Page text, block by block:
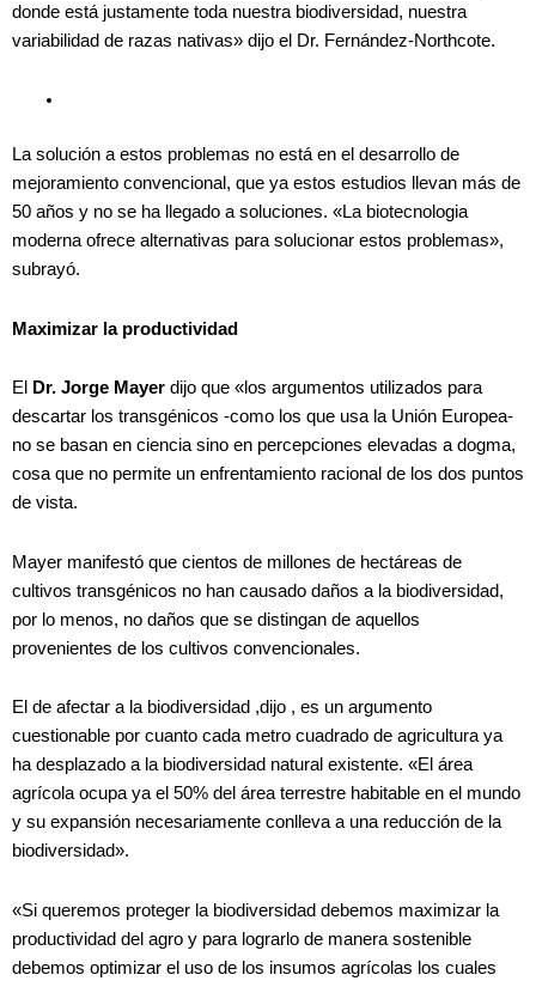
donde está justamente toda nuestra biodiversidad, nuestra
variabilidad de razas nativas» dijo el Dr. Fernández-Northcote.
La solución a estos problemas no está en el desarrollo de
mejoramiento convencional, que ya estos estudios llevan más de
50 años y no se ha llegado a soluciones. «La biotecnologia
moderna ofrece alternativas para solucionar estos problemas»,
subrayó.
Maximizar la productividad
El Dr. Jorge Mayer dijo que «los argumentos utilizados para
descartar los transgénicos -como los que usa la Unión Europea-
no se basan en ciencia sino en percepciones elevadas a dogma,
cosa que no permite un enfrentamiento racional de los dos puntos
de vista.
Mayer manifestó que cientos de millones de hectáreas de
cultivos transgénicos no han causado daños a la biodiversidad,
por lo menos, no daños que se distingan de aquellos
provenientes de los cultivos convencionales.
El de afectar a la biodiversidad ,dijo , es un argumento
cuestionable por cuanto cada metro cuadrado de agricultura ya
ha desplazado a la biodiversidad natural existente. «El área
agrícola ocupa ya el 50% del área terrestre habitable en el mundo
y su expansión necesariamente conlleva a una reducción de la
biodiversidad».
«Si queremos proteger la biodiversidad debemos maximizar la
productividad del agro y para lograrlo de manera sostenible
debemos optimizar el uso de los insumos agrícolas los cuales